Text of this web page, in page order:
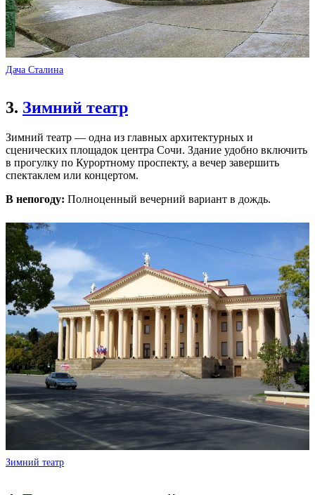
Дача Сталина
3. Зимний театр
Зимний театр — одна из главных архитектурных и
сценических площадок центра Сочи. Здание удобно включить
в прогулку по Курортному проспекту, а вечер завершить
спектаклем или концертом.
В непогоду: Полноценный вечерний вариант в дождь.
Зимний театр